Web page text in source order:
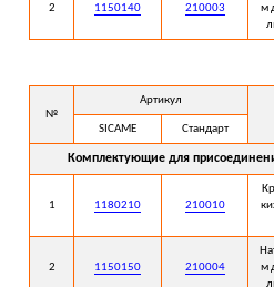
2 1150140 210003
м
№
Артикул
SICAME
Стандарт
Комплектующие для
1 1180210 210010
2 1150150 210004
м